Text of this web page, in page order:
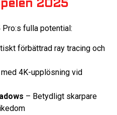
2025
Pro:s fulla potential:
förbättrad ray tracing och
4K-upplösning vid
– Betydligt skarpare